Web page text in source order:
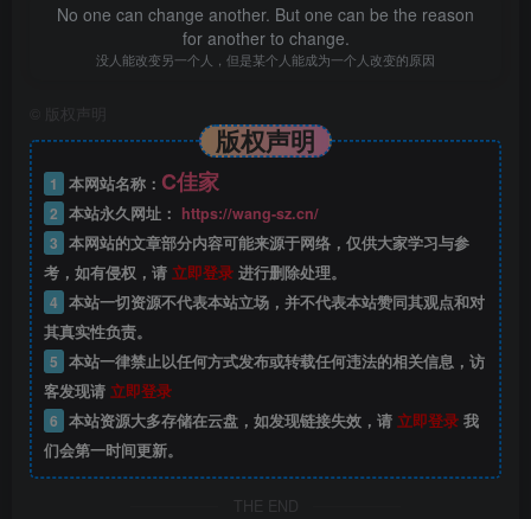
No one can change another. But one can be the reason
for another to change.
没人能改变另一个人，但是某个人能成为一个人改变的原因
版权声明
版权声明
1 本网站名称： C佳家
2 本站永久网址： https://wang-sz.cn/
3 本网站的文章部分内容可能来源于网络，仅供大家学习与参
考，如有侵权，请 立即登录 进行删除处理。
4 本站一切资源不代表本站立场，并不代表本站赞同其观点和对
其真实性负责。
5 本站一律禁止以任何方式发布或转载任何违法的相关信息，访
客发现请 立即登录
6 本站资源大多存储在云盘，如发现链接失效，请 立即登录 我
们会第一时间更新。
THE END